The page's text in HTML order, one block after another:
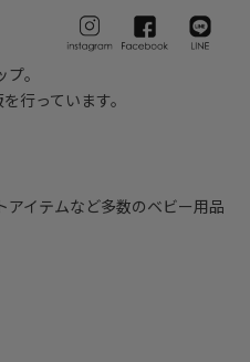
。
行っています。
イテムなど多数のベビー用品